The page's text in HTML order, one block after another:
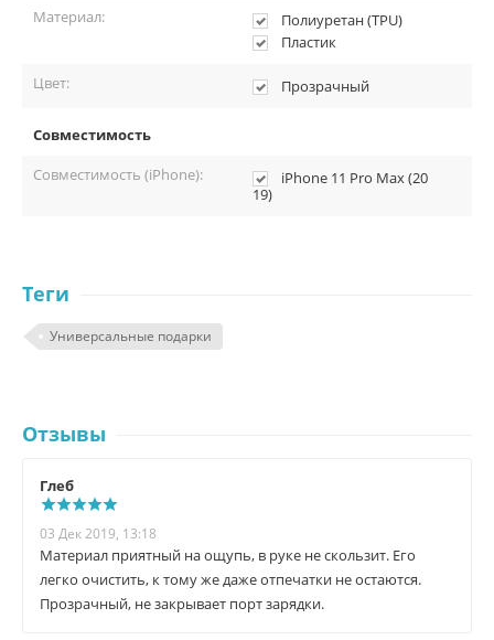
Материал:
Полиуретан (TPU)
Пластик
Цвет: Прозрачный
Совместимость
Совместимость (iPhone):
iPhonе 11 Pro Max (20
19)
Теги
Универсальные подарки
Отзывы
Глеб
03 Дек 2019, 13:18
Материал приятный на ощупь, в руке не скользит. Его
легко очистить, к тому же даже отпечатки не остаются.
Прозрачный, не закрывает порт зарядки.